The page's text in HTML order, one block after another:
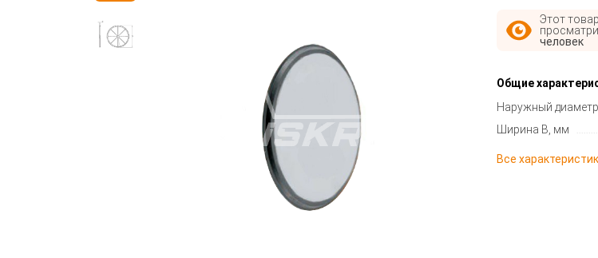
Этот
человек
Общие
Наружный
Ширина B, мм
Все